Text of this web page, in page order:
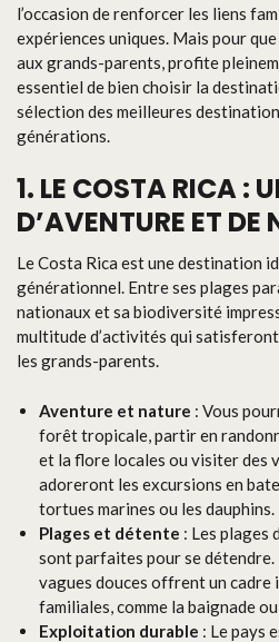
l’occasion de renforcer les liens
expériences uniques. Mais pour
aux grands-parents, profite
essentiel de bien choisir la
sélection des meilleures
générations.
1. LE COSTA RICA :
D’AVENTURE ET DE
Le Costa Rica est une destination
générationnel. Entre ses plages
nationaux et sa biodiversité
multitude d’activités qui
les grands-parents.
Aventure et nature : Vous
forêt tropicale, partir en
et la flore locales ou visiter des
adoreront les excursions en
tortues marines ou les dauphins.
Plages et détente : Les plages
sont parfaites pour se détendre.
vagues douces offrent un cadre
familiales, comme la baignade
Exploitation durable : Le pays